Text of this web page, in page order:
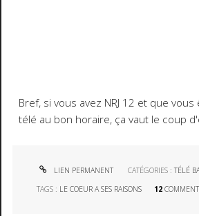
Bref, si vous avez NRJ 12 et que
télé au bon horaire, ça vaut le coup
LIEN PERMANENT CATÉGORIES :TÉLÉ
TAGS : LE COEUR A SES RAISONS 12